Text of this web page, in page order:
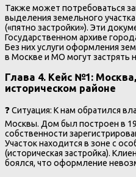
Также может потребоваться
выделения земельного
(«пятно застройки»). Эти
Государственном архиве
Без них услуги оформления
в Москве и МО могут застрять
Глава 4. Кейс №1:
историческом районе
❓ Ситуация: К нам обратился
Москвы. Дом был построен в
собственности
Участок находится в зоне с
(историческая застройка).
боялся, что оформление